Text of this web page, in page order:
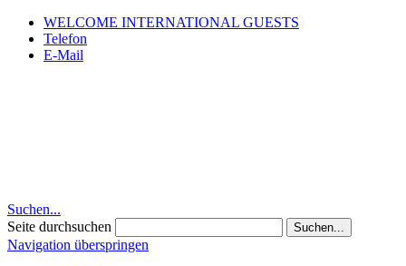
WELCOME INTERNATIONAL GUESTS
Telefon
E-Mail
Suchen...
Seite durchsuchen
Suchen...
Navigation überspringen